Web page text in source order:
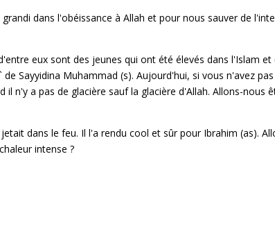
dans l'obéissance à Allah et pour nous sauver de
eux sont des jeunes qui ont été élevés dans l'Islam et
` de Sayyidina Muhammad (s). Aujourd'hui, si vous n'avez
n'y a pas de glacière sauf la glacière d'Allah. Allons-nous
dans le feu. Il l'a rendu cool et sûr pour Ibrahim (as).
intense ?